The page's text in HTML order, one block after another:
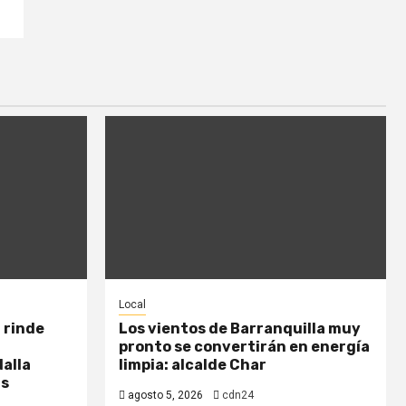
rinde
Local
Los vientos de Barranquilla muy
pronto se convertirán en energía
limpia: alcalde Char
agosto 5, 2026 cdn24